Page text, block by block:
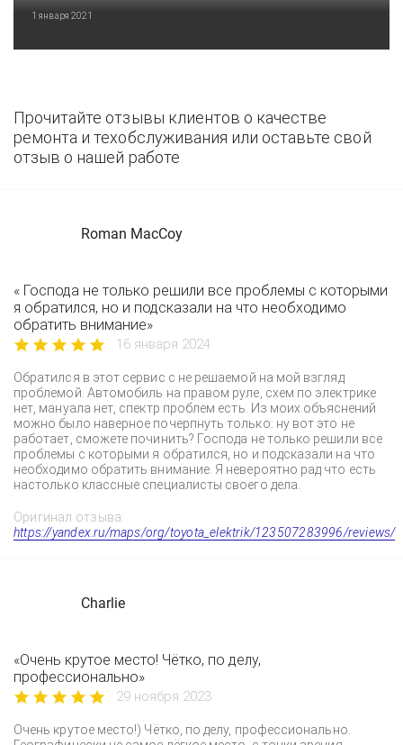
1 января 2021
Прочитайте отзывы клиентов о качестве
ремонта и техобслуживания или оставьте свой
отзыв о нашей работе
Roman MacCoy
« Господа не только решили все проблемы с которыми
я обратился, но и подсказали на что необходимо
обратить внимание»
16 января 2024
Обратился в этот сервис с не решаемой на мой взгляд
проблемой. Автомобиль на правом руле, схем по электрике
нет, мануала нет, спектр проблем есть. Из моих объяснений
можно было наверное почерпнуть только: ну вот это не
работает, сможете починить? Господа не только решили все
проблемы с которыми я обратился, но и подсказали на что
необходимо обратить внимание. Я невероятно рад что есть
настолько классные специалисты своего дела.
Оригинал отзыва:
https://yandex.ru/maps/org/toyota_elektrik/123507283996/reviews/
Charlie
«Очень крутое место! Чётко, по делу,
профессионально»
29 ноября 2023
Очень крутое место!) Чётко, по делу, профессионально.